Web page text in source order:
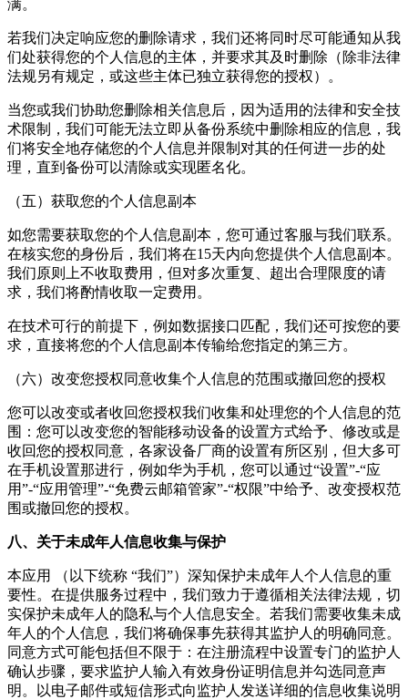
满。
若我们决定响应您的删除请求，我们还将同时尽可能通知从我
们处获得您的个人信息的主体，并要求其及时删除（除非法律
法规另有规定，或这些主体已独立获得您的授权）。
当您或我们协助您删除相关信息后，因为适用的法律和安全技
术限制，我们可能无法立即从备份系统中删除相应的信息，我
们将安全地存储您的个人信息并限制对其的任何进一步的处
理，直到备份可以清除或实现匿名化。
（五）获取您的个人信息副本
如您需要获取您的个人信息副本，您可通过客服与我们联系。
在核实您的身份后，我们将在15天内向您提供个人信息副本。
我们原则上不收取费用，但对多次重复、超出合理限度的请
求，我们将酌情收取一定费用。
在技术可行的前提下，例如数据接口匹配，我们还可按您的要
求，直接将您的个人信息副本传输给您指定的第三方。
（六）改变您授权同意收集个人信息的范围或撤回您的授权
您可以改变或者收回您授权我们收集和处理您的个人信息的范
围：您可以改变您的智能移动设备的设置方式给予、修改或是
收回您的授权同意，各家设备厂商的设置有所区别，但大多可
在手机设置那进行，例如华为手机，您可以通过“设置”-“应
用”-“应用管理”-“免费云邮箱管家”-“权限”中给予、改变授权范
围或撤回您的授权。
八、关于未成年人信息收集与保护
本应用 （以下统称 “我们”）深知保护未成年人个人信息的重
要性。在提供服务过程中，我们致力于遵循相关法律法规，切
实保护未成年人的隐私与个人信息安全。若我们需要收集未成
年人的个人信息，我们将确保事先获得其监护人的明确同意。
同意方式可能包括但不限于：在注册流程中设置专门的监护人
确认步骤，要求监护人输入有效身份证明信息并勾选同意声
明。以电子邮件或短信形式向监护人发送详细的信息收集说明